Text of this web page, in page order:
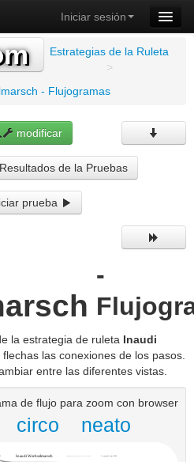
Iniciar sesión
Estrategias de la Ruleta
>
- Flujogramas
modificar
Resultados de la Pruebas
prueba
-
la estrategia de ruleta Inaudi
las conexiones de los pasos.
entre las diferentes vistas.
de flujo para zoom con browser
circo neato